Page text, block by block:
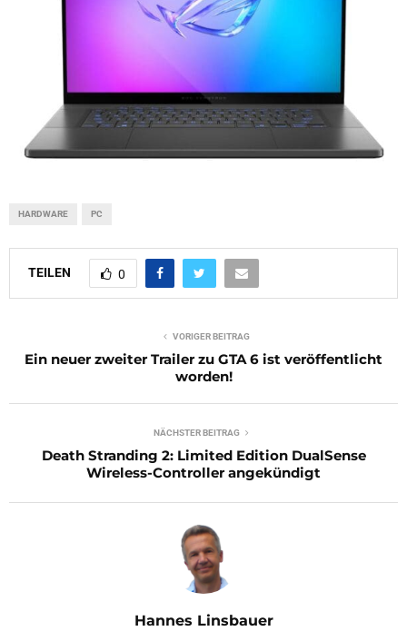
HARDWARE PC
TEILEN 0
VORIGER BEITRAG
Ein neuer zweiter Trailer zu GTA 6 ist veröffentlicht
worden!
NÄCHSTER BEITRAG
Death Stranding 2: Limited Edition DualSense
Wireless-Controller angekündigt
Hannes Linsbauer